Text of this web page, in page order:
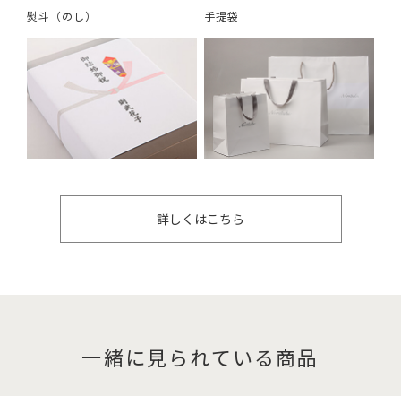
熨斗（のし） 手提袋
詳しくはこちら
一緒に見られている商品